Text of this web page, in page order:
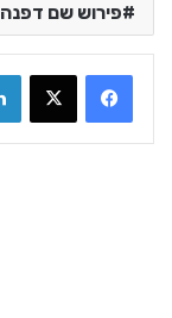
פירוש שם דפנה